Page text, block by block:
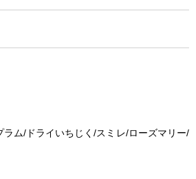
ラム/ドライいちじく/スミレ/ローズマリー/